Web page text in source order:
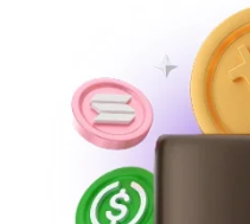
گذاری استفاده میکنند.
معامله آنها تبدیل به راهی برای
سود شده است.
بهترین روش سرمایه گذاری در